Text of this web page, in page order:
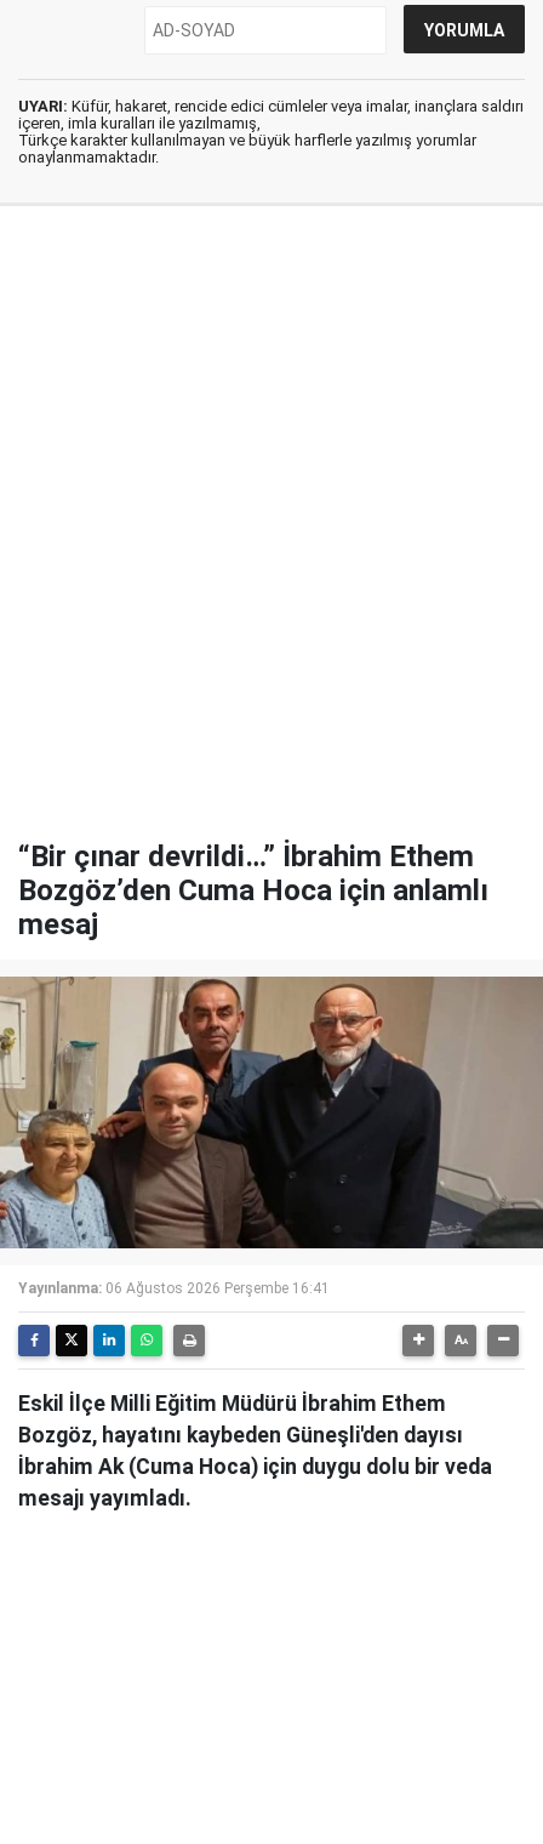
UYARI: Küfür, hakaret, rencide edici cümleler veya imalar, inançlara saldırı
içeren, imla kuralları ile yazılmamış,
Türkçe karakter kullanılmayan ve büyük harflerle yazılmış yorumlar
onaylanmamaktadır.
“Bir çınar devrildi…” İbrahim Ethem
Bozgöz’den Cuma Hoca için anlamlı
mesaj
Yayınlanma: 06 Ağustos 2026 Perşembe 16:41
Eskil İlçe Milli Eğitim Müdürü İbrahim Ethem
Bozgöz, hayatını kaybeden Güneşli'den dayısı
İbrahim Ak (Cuma Hoca) için duygu dolu bir veda
mesajı yayımladı.